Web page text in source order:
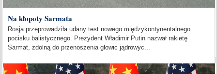
Na kłopoty Sarmata
Rosja przeprowadziła udany test nowego międzykontynentalnego
pocisku balistycznego. Prezydent Władimir Putin nazwał rakietę
Sarmat, zdolną do przenoszenia głowic jądrowyc...